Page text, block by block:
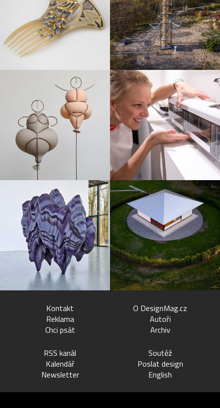
Kontakt
Reklama
Chci psát
O DesignMag.cz
Autoři
Archiv
RSS kanál
Kalendář
Newsletter
Soutěž
Poslat design
English